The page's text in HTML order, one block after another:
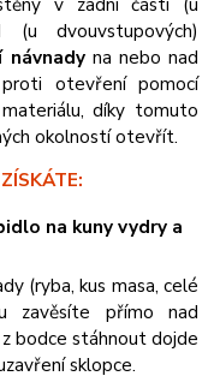
(u dvouvstupových)
návnadyna nebo nad
otevření pomocí
díky tomuto
okolností otevřít.
na kuny vydry a
(ryba, kus masa, celé
zavěsíte přímo nad
bodce stáhnout dojde
sklopce.